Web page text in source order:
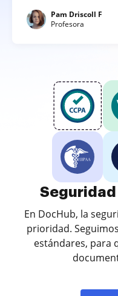
Pam Driscoll F
Profesora
En DocHub, la
prioridad.
estándares, para